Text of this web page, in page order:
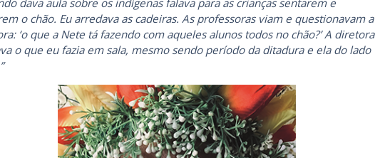
dava aula sobre os indígenas falava para as crianças sentarem e
o chão. Eu arredava as cadeiras. As professoras viam e questionavam a
‘o que a Nete tá fazendo com aqueles alunos todos no chão?’ A diretora
o que eu fazia em sala, mesmo sendo período da ditadura e ela do lado